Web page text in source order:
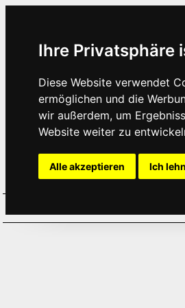
Ihre Privatsphäre
Diese Website verwendet
ermöglichen und die
wir außerdem, um
Website weiter zu
Alle akzeptieren Ich